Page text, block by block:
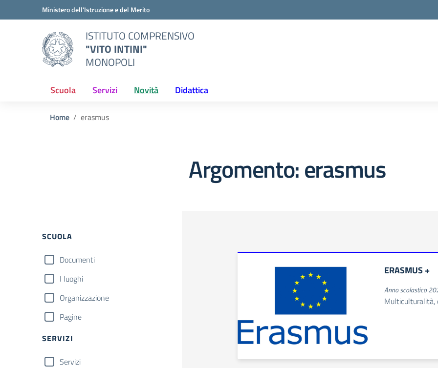
Vai ai contenuti
Vai al menu di navigazioneMinistero dell'Istruzione e del Merito
ISTITUTO COMPRENSIVO
"VITO INTINI"
MONOPOLI
Scuola Servizi Novità Didattica
Home erasmus
Argomento: erasmus
Filtri
SCUOLA
Documenti
I luoghi
Organizzazione
Pagine
SERVIZI
Servizi
ERASMUS +
Anno scolastico
Multiculturalità,